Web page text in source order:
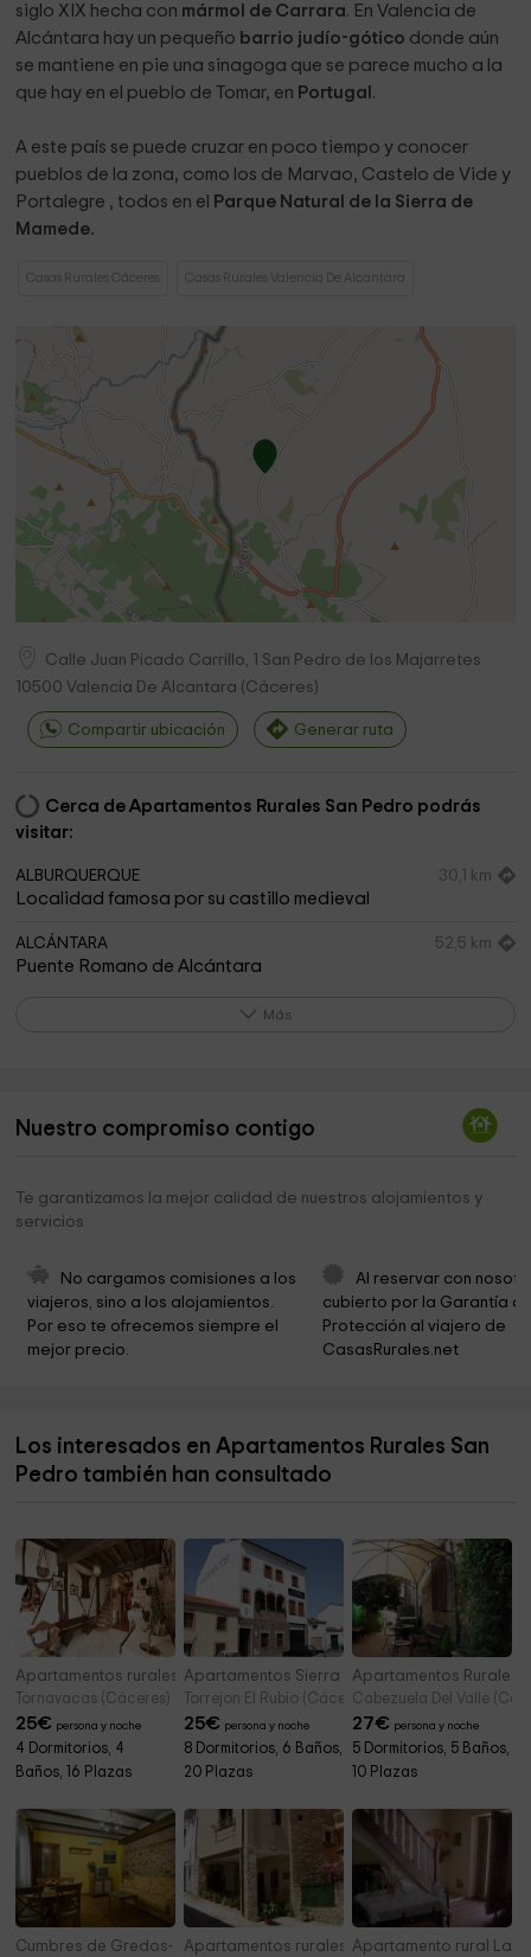
siglo XIX hecha con mármol de Carrara. En Valencia de
Alcántara hay un pequeño barrio judío-gótico donde aún
se mantiene en pie una sinagoga que se parece mucho a la
que hay en el pueblo de Tomar, en Portugal .
A este país se puede cruzar en poco tiempo y conocer
pueblos de la zona, como los de Marvao, Castelo de Vide y
Portalegre , todos en el
Parque Natural de la Sierra de
Mamede.
Casas Rurales Cáceres Casas Rurales Valencia De Alcantara
Calle Juan Picado Carrillo, 1 San Pedro de los Majarretes
10500 Valencia De Alcantara (Cáceres)
Compartir ubicación Generar ruta
Cerca de Apartamentos Rurales San Pedro podrás
visitar:
ALBURQUERQUE 30,1 km
Localidad famosa por su castillo medieval
ALCÁNTARA 52,5 km
Puente Romano de Alcántara
Lagar-Museu António Picado Nunes 2,5 km
Cemitério de Galegos
Iglesia de San Sebastian 2,6 km
Iglesia Santa María de Guadalupe 2,8 km
A FRAGUSTA -Parque natural com sobreiros
Ayuntamiento de Valencia de Alcántara
Ayuntamiento de Valencia de Alcántara 6,4 km
Más
Nuestro compromiso contigo
Te garantizamos la mejor calidad de nuestros alojamientos y
servicios
No cargamos comisiones a los
viajeros, sino a los alojamientos.
Por eso te ofrecemos siempre el
mejor precio.
Al reservar con
cubierto por la Garantía
Protección al viajero de
CasasRurales.net
Los interesados en Apartamentos Rurales San
Pedro también han consultado
Apartamentos rurales Tía Josefa
Tornavacas (Cáceres)
25€ persona y noche
4 Dormitorios, 4
Baños, 16 Plazas
Apartamentos Sierra de Monfragüe
Torrejon El Rubio (Cáceres)
25€ persona y noche
8 Dormitorios, 6 Baños,
20 Plazas
Apartamentos Rurales
Cabezuela Del Valle
27€ persona y noche
5 Dormitorios, 5 Baños,
10 Plazas
Cumbres de Gredos- TormantosApartamentos rurales Abuela Pastora
Apartamento rural La